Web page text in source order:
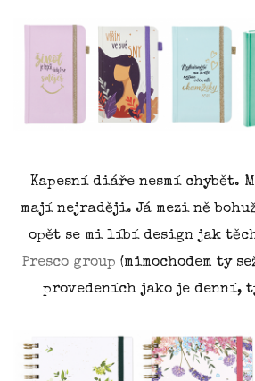
Kapesní diáře nesmí chybět.
mají nejraději. Já mezi ně
opět se mi líbí design jak
Presco group (mimochodem ty
provedeních jako je denní,